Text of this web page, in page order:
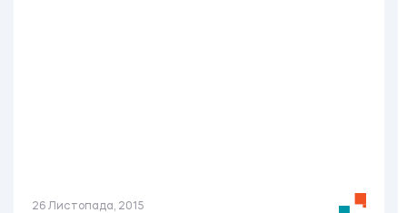
26 Листопада, 2015